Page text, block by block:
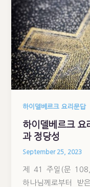
하이델베르크 요리문답
하이델베르크 요
과 정당성
September 25, 2023
제 41 주일(문
하나님께로부터 받